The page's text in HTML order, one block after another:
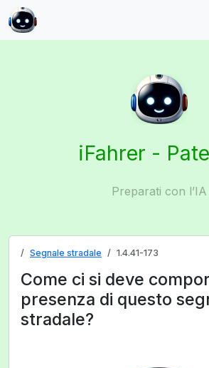
iFahrer -
Preparati con l’IA
Segnale stradale 1.4.41-173
Come ci si deve
presenza di questo
stradale?